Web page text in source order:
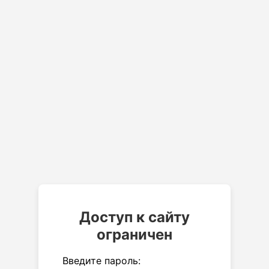
Доступ к сайту
ограничен
Введите пароль: